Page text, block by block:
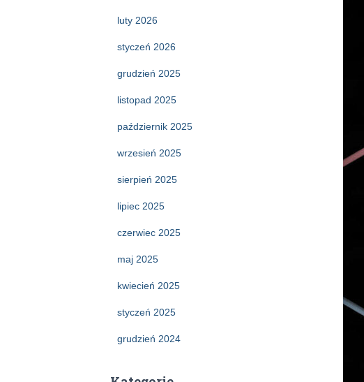
luty 2026
styczeń 2026
grudzień 2025
listopad 2025
październik 2025
wrzesień 2025
sierpień 2025
lipiec 2025
czerwiec 2025
maj 2025
kwiecień 2025
styczeń 2025
grudzień 2024